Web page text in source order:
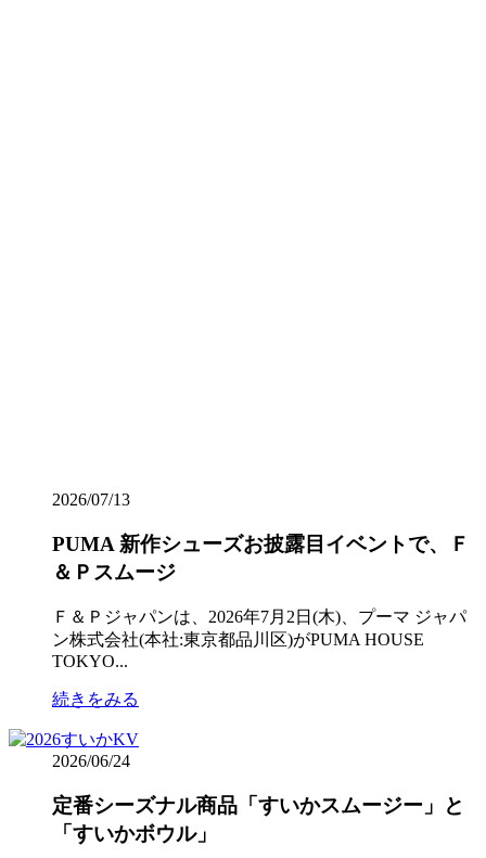
2026/07/13
PUMA 新作シューズお披露目イベントで、Ｆ
＆Ｐスムージ
Ｆ＆Ｐジャパンは、2026年7月2日(木)、プーマ ジャパ
ン株式会社(本社:東京都品川区)がPUMA HOUSE
TOKYO...
続きをみる
2026/06/24
定番シーズナル商品「すいかスムージー」と
「すいかボウル」